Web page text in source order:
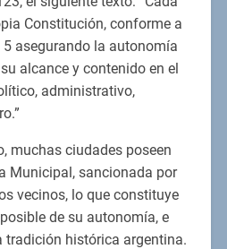
Constitución, conforme a
asegurando la autonomía
alcance y contenido en el
administrativo,
muchas ciudades poseen
Municipal, sancionada por
vecinos, lo que constituye
de su autonomía, e
tradición histórica argentina.